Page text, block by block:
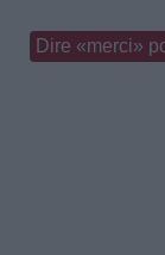
Dire «merci»